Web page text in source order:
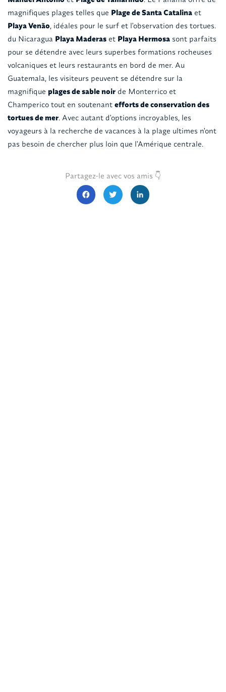
magnifiques plages telles que Plage de Santa Catalinaet
Playa Venão, idéales pour le surf et l'observation des tortues.
du Nicaragua Playa Maderaset Playa Hermosasont parfaits
pour se détendre avec leurs superbes formations rocheuses
volcaniques et leurs restaurants en bord de mer. Au
Guatemala, les visiteurs peuvent se détendre sur la
magnifique plages de sable noirde Monterrico et
Champerico tout en soutenant efforts de conservation des
tortues de mer. Avec autant d'options incroyables, les
voyageurs à la recherche de vacances à la plage ultimes n'ont
pas besoin de chercher plus loin que l'Amérique centrale.
Partagez-le avec vos amis 👇